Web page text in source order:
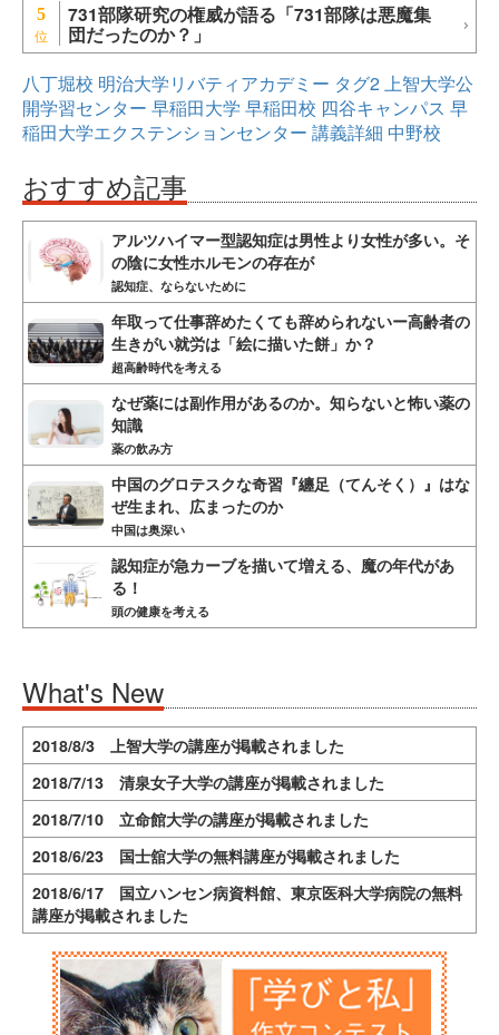
5 731部隊研究の権威が語る「731部隊は悪魔集
団だったのか？」
八丁堀校 明治大学リバティアカデミー タグ2上智大学公
開学習センター 早稲田大学 早稲田校 四谷キャンパス 早
稲田大学エクステンションセンター 講義詳細 中野校
おすすめ記事
アルツハイマー型認知症は男性より女性が多い。そ
の陰に女性ホルモンの存在が
認知症、ならないために
年取って仕事辞めたくても辞められないー高齢者の
生きがい就労は「絵に描いた餅」か？
超高齢時代を考える
なぜ薬には副作用があるのか。知らないと怖い薬の
知識
薬の飲み方
中国のグロテスクな奇習『纏足（てんそく）』はな
ぜ生まれ、広まったのか
中国は奥深い
認知症が急カーブを描いて増える、魔の年代があ
る！
頭の健康を考える
What's New
2018/8/3 上智大学の講座が掲載されました
2018/7/13 清泉女子大学の講座が掲載されました
2018/7/10 立命館大学の講座が掲載されました
2018/6/23 国士舘大学の無料講座が掲載されました
2018/6/17 国立ハンセン病資料館、東京医科大学病院の無料
講座が掲載されました